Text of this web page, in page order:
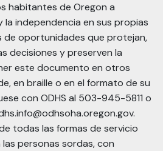
habitantes de Oregon a
la independencia en sus propias
de oportunidades que protejan,
decisiones y preserven la
este documento en otros
en braille o en el formato de su
con ODHS al 503-945-5811 o
.
todas las formas de servicio
personas sordas, con